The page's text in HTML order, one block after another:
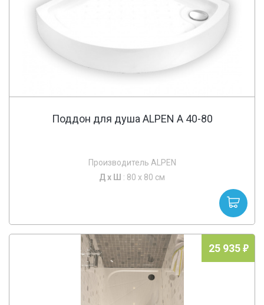
Поддон для душа ALPEN A 40-80
Производитель ALPEN
Д х Ш : 80 x 80 см
25 935